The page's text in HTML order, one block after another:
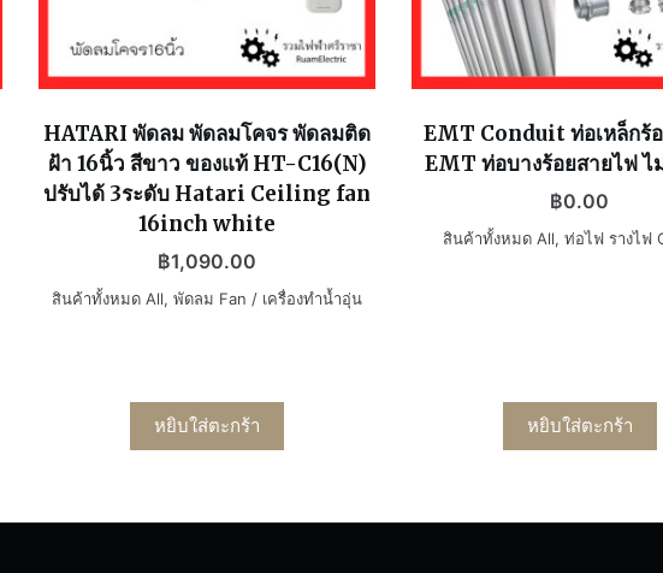
HATARI พัดลม พัดลมโคจร พัดลมติด
ฝ้า 16นิ้ว สีขาว ของแท้ HT-C16(N)
ปรับได้ 3ระดับ Hatari Ceiling fan
16inch white
฿1,090.00
สินค้าทั้งหมด All,พัดลม Fan / เครื่องทำน้ำอุ่น
หยิบใส่ตะกร้า
EMT Conduit ท่อเหล็กร้
EMT ท่อบางร้อยสายไฟ ไ
฿0.00
สินค้าทั้งหมด All,ท่อไฟ รางไฟ
หยิบใส่ตะกร้า